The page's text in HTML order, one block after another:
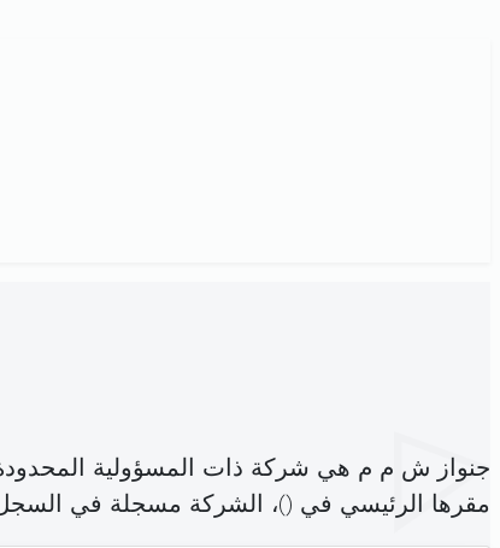
جنواز ش م م هي شركة ذات المسؤولية
مقرها الرئيسي في ()، الشركة مسجلة في